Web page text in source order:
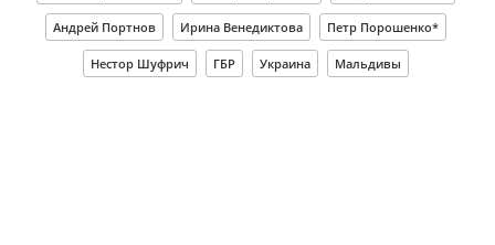
Андрей Портнов Ирина Венедиктова Петр Порошенко*
Нестор Шуфрич ГБР Украина Мальдивы